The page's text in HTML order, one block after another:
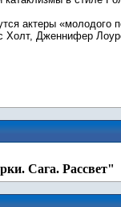
актеры «молодого
Сага. Рассвет"